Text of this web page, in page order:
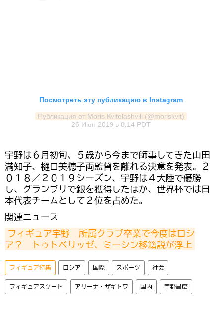
Посмотреть эту публикацию в Instagram
Публикация от Moris Kvitelashvili (@moriskvit)
26 Июн 2019 в 8:14 PDT
宇野は６月初旬、５歳から今まで師事してきた山田
満知子、樋口美穂子両監督を離れる決意を発表。２
０１８／２０１９シーズン、宇野は４大陸で優勝
し、グランプリで銀を獲得したほか、世界杯では日
本代表チームとして２位を占めた。
関連ニュース
フィギュア宇野　所属クラブ卒業で今度はロシ
ア？　トゥトベリッゼ、ミーシン移籍説が浮上
フィギュア特集 ロシア 国際 スポーツ 社会
フィギュアスケート アリーナ・ザギトワ 国内 宇野昌磨